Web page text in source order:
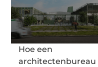
Hoe een
architectenbureau